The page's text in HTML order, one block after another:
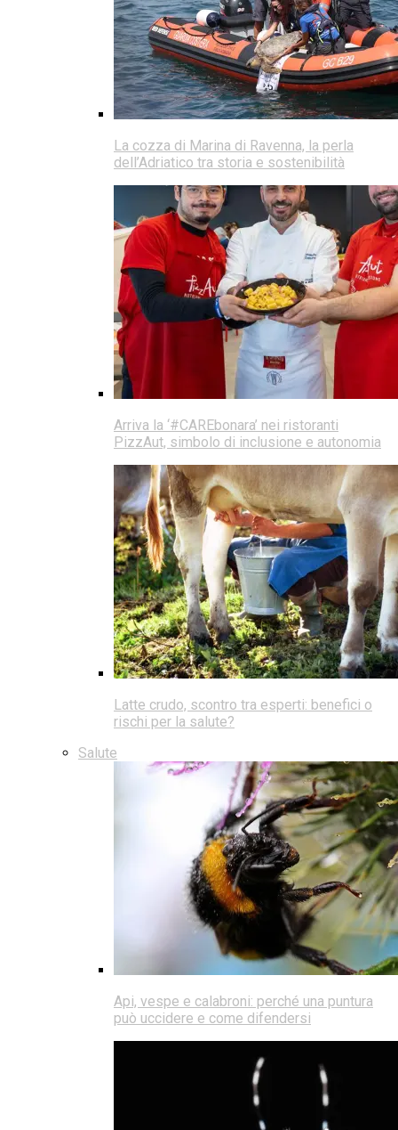
La cozza di Marina di Ravenna, la perla
dell’Adriatico tra storia e sostenibilità
Arriva la ‘#CAREbonara’ nei ristoranti
PizzAut, simbolo di inclusione e autonomia
Latte crudo, scontro tra esperti: benefici o
rischi per la salute?
Salute
Api, vespe e calabroni: perché una puntura
può uccidere e come difendersi